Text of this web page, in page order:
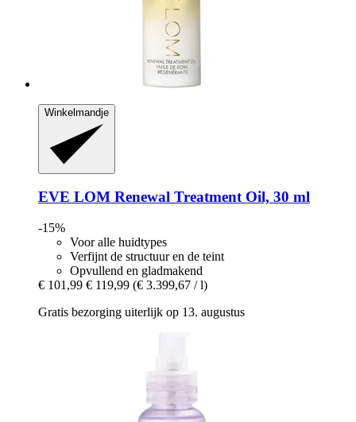
Winkelmandje
EVE LOM Renewal Treatment Oil, 30 ml
-15%
Voor alle huidtypes
Verfijnt de structuur en de teint
Opvullend en gladmakend
€ 101,99 € 119,99 (€ 3.399,67 / l)
Gratis bezorging uiterlijk op 13. augustus